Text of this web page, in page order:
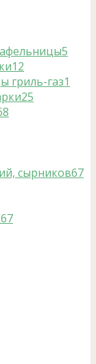
5
12
гриль-газ1
25
8
сырников67